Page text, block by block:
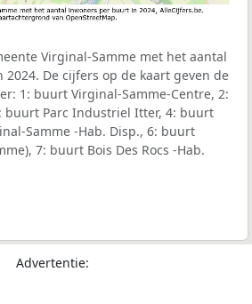
Virginal-Samme met het aantal
De cijfers op de kaart geven de
1: buurt Virginal-Samme-Centre, 2:
buurt Parc Industriel Itter, 4: buurt
Samme -Hab. Disp., 6: buurt
7: buurt Bois Des Rocs -Hab.
Advertentie: